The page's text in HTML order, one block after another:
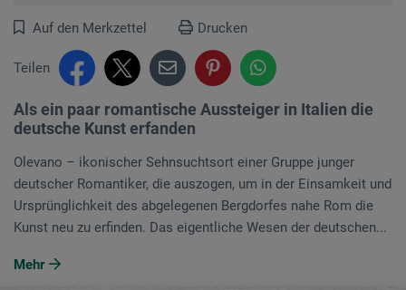
Auf den Merkzettel Drucken
Teilen
Als ein paar romantische Aussteiger in Italien die
deutsche Kunst erfanden
Olevano – ikonischer Sehnsuchtsort einer Gruppe junger
deutscher Romantiker, die auszogen, um in der Einsamkeit und
Ursprünglichkeit des abgelegenen Bergdorfes nahe Rom die
Kunst neu zu erfinden. Das eigentliche Wesen der deutschen...
Mehr